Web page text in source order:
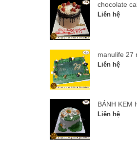
chocolate
Liên hệ
manulife 27
Liên hệ
BÁNH KEM
Liên hệ